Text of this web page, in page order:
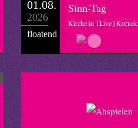
01.08.
2026
floatend
Sinn-Tag
Kirche in 1Live | Kornek